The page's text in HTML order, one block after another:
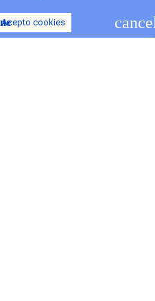
Acepto cookies